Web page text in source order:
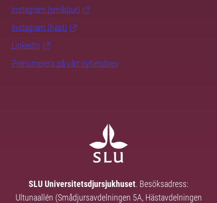
Instagram (smådjur)
Instagram (häst)
LinkedIn
Prenumerera på vårt nyhetsbrev
SLU Universitetsdjursjukhuset. Besöksadress:
Ultunaallén (Smådjursavdelningen 5A, Hästavdelningen